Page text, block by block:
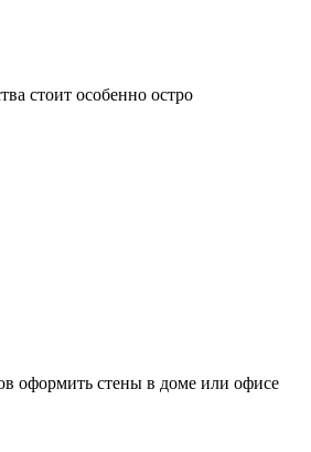
стоит особенно остро
оформить стены в доме или офисе